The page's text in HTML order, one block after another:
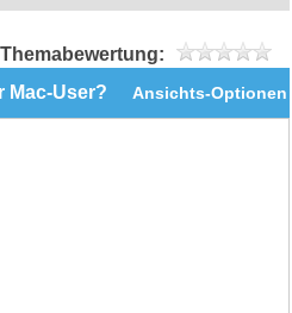
Themabewertung:
Ansichts-Optionen
Mac-User?